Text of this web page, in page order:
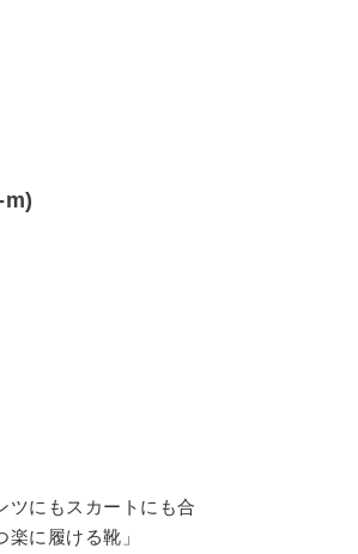
m)
ツにもスカートにも合
に履ける靴」